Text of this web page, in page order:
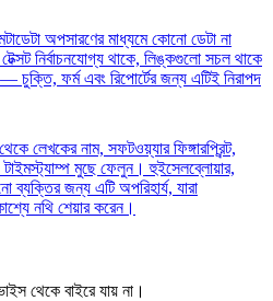
অপসারণের মাধ্যমে কোনো ডেটা না
নির্বাচনযোগ্য থাকে, লিঙ্কগুলো সচল থাকে
চুক্তি, ফর্ম এবং রিপোর্টের জন্য এটিই নিরাপদ
লেখকের নাম, সফটওয়্যার ফিঙ্গারপ্রিন্ট,
টাইমস্ট্যাম্প মুছে ফেলুন। হুইসেলব্লোয়ার,
ব্যক্তির জন্য এটি অপরিহার্য, যারা
নথি শেয়ার করেন।
থেকে বাইরে যায় না।